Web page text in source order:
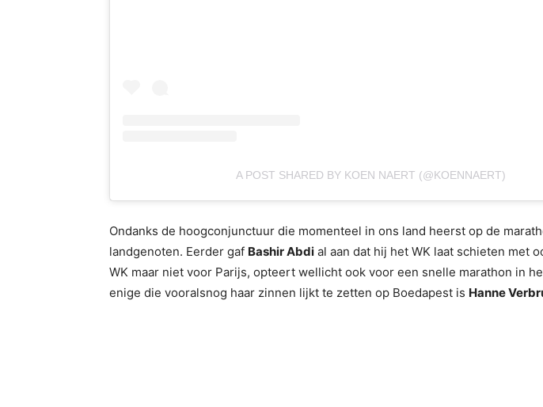
A POST SHARED BY KOEN NAERT (@KOENNAERT)
Ondanks de hoogconjunctuur die momenteel in ons land heerst op de
landgenoten. Eerder gaf Bashir Abdi al aan dat hij het WK laat schieten met
WK maar niet voor Parijs, opteert wellicht ook voor een snelle marathon in
enige die vooralsnog haar zinnen lijkt te zetten op Boedapest is Hanne